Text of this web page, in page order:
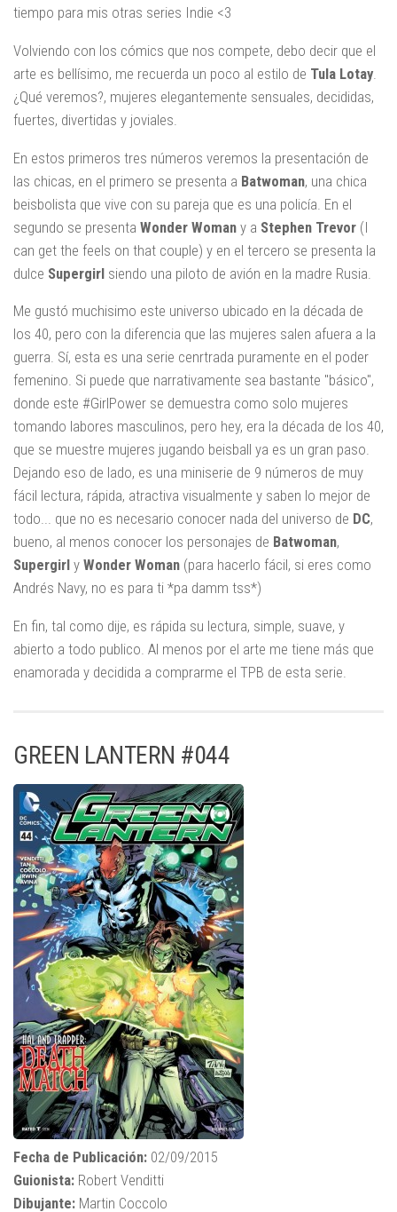
tiempo para mis otras series Indie <3
Volviendo con los cómics que nos compete, debo decir que el
arte es bellísimo, me recuerda un poco al estilo de Tula Lotay
¿Qué veremos?, mujeres elegantemente sensuales, decididas,
fuertes, divertidas y joviales.
En estos primeros tres números veremos la presentación de
las chicas, en el primero se presenta a Batwoman, una chica
beisbolista que vive con su pareja que es una policía. En el
segundo se presenta Wonder Woman y a Stephen Trevor (I
can get the feels on that couple) y en el tercero se presenta la
dulce Supergirl siendo una piloto de avión en la madre Rusia.
Me gustó muchisimo este universo ubicado en la década de
los 40, pero con la diferencia que las mujeres salen afuera a la
guerra. Sí, esta es una serie cenrtrada puramente en el poder
femenino. Si puede que narrativamente sea bastante "básico",
donde este #GirlPower se demuestra como solo mujeres
tomando labores masculinos, pero hey, era la década de los 40,
que se muestre mujeres jugando beisball ya es un gran paso.
Dejando eso de lado, es una miniserie de 9 números de muy
fácil lectura, rápida, atractiva visualmente y saben lo mejor de
todo... que no es necesario conocer nada del universo de DC,
bueno, al menos conocer los personajes de Batwoman,
Supergirl y Wonder Woman (para hacerlo fácil, si eres como
Andrés Navy, no es para ti *pa damm tss*)
En fin, tal como dije, es rápida su lectura, simple, suave, y
abierto a todo publico. Al menos por el arte me tiene más que
enamorada y decidida a comprarme el TPB de esta serie.
GREEN LANTERN #044
Fecha de Publicación: 02/09/2015
Guionista: Robert Venditti
Dibujante: Martin Coccolo